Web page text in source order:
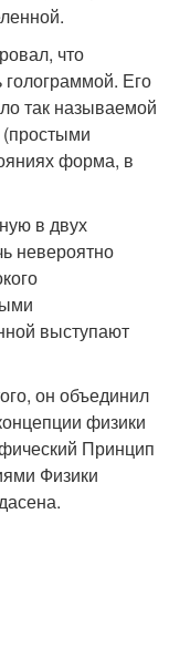
что
голограммой. Его
так называемой
(простыми
форма, в
в двух
невероятно
выступают
он объединил
физики
Принцип
Физики